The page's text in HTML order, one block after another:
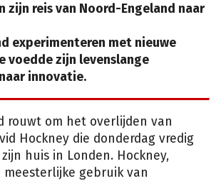
zijn reis van Noord-Engeland naar
experimenteren met nieuwe
voedde zijn levenslange
innovatie.
rouwt om het overlijden van
Hockney die donderdag vredig
huis in Londen. Hockney,
meesterlijke gebruik van